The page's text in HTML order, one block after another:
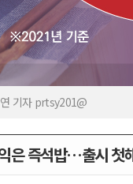
기자 prtsy201@
은 즉석밥…출시 첫